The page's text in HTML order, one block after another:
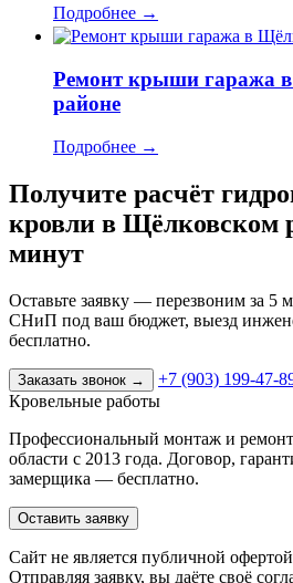
Подробнее →
Ремонт крыши гаража
районе
Подробнее →
Получите расчёт
кровли в Щёлковском
минут
Оставьте заявку — перезвоним за 5
СНиП под ваш бюджет, выезд
бесплатно.
Заказать звонок →
+7 (903) 199-47-
Кровельные работы
Профессиональный монтаж и
области с 2013 года. Договор,
замерщика — бесплатно.
Оставить заявку
Cайт не является публичной
Отправляя заявку, вы даёте своё